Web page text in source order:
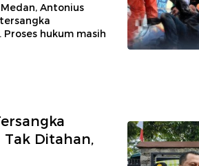
Antonius
hukum masih
Ditahan,